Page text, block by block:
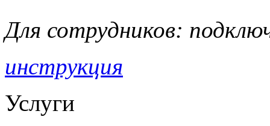
Для сотрудников:
инструкция
Услуги